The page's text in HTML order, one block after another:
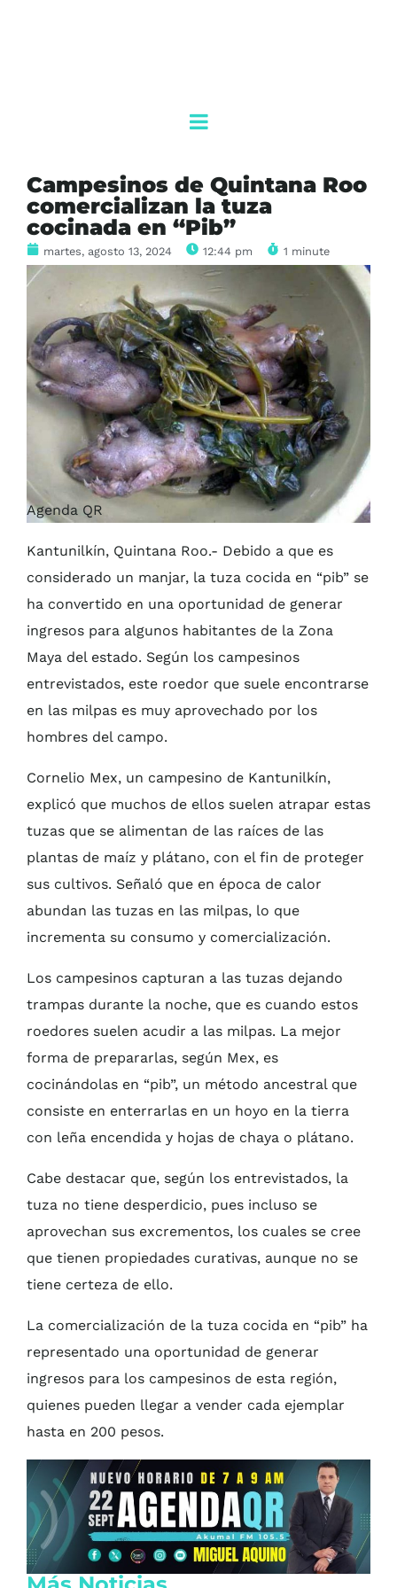
Campesinos de Quintana Roo
comercializan la tuza
cocinada en “Pib”
martes, agosto 13, 2024 12:44 pm 1 minute
Agenda QR
Kantunilkín, Quintana Roo.- Debido a que es
considerado un manjar, la tuza cocida en “pib” se
ha convertido en una oportunidad de generar
ingresos para algunos habitantes de la Zona
Maya del estado. Según los campesinos
entrevistados, este roedor que suele encontrarse
en las milpas es muy aprovechado por los
hombres del campo.
Cornelio Mex, un campesino de Kantunilkín,
explicó que muchos de ellos suelen atrapar estas
tuzas que se alimentan de las raíces de las
plantas de maíz y plátano, con el fin de proteger
sus cultivos. Señaló que en época de calor
abundan las tuzas en las milpas, lo que
incrementa su consumo y comercialización.
Los campesinos capturan a las tuzas dejando
trampas durante la noche, que es cuando estos
roedores suelen acudir a las milpas. La mejor
forma de prepararlas, según Mex, es
cocinándolas en “pib”, un método ancestral que
consiste en enterrarlas en un hoyo en la tierra
con leña encendida y hojas de chaya o plátano.
Cabe destacar que, según los entrevistados, la
tuza no tiene desperdicio, pues incluso se
aprovechan sus excrementos, los cuales se cree
que tienen propiedades curativas, aunque no se
tiene certeza de ello.
La comercialización de la tuza cocida en “pib” ha
representado una oportunidad de generar
ingresos para los campesinos de esta región,
quienes pueden llegar a vender cada ejemplar
hasta en 200 pesos.